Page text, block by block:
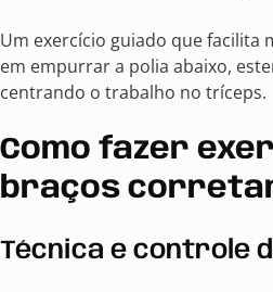
Um exercício guiado que facilita
em empurrar a polia abaixo,
centrando o trabalho no tríceps.
Como fazer
braços
Técnica e controle